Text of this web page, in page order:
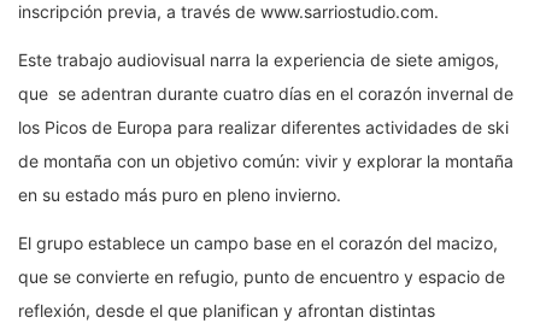
inscripción previa, a través de www.sarriostudio.com.
Este trabajo audiovisual narra la experiencia de siete amigos,
que se adentran durante cuatro días en el corazón invernal de
los Picos de Europa para realizar diferentes actividades de ski
de montaña con un objetivo común: vivir y explorar la montaña
en su estado más puro en pleno invierno.
El grupo establece un campo base en el corazón del macizo,
que se convierte en refugio, punto de encuentro y espacio de
reflexión, desde el que planifican y afrontan distintas